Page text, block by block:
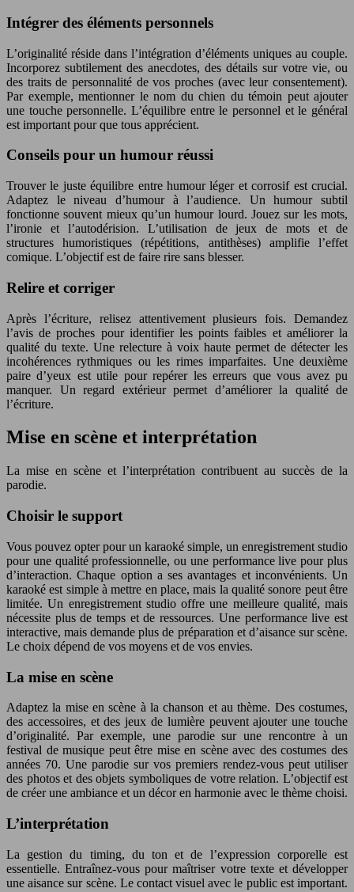
Intégrer des éléments personnels
L’originalité réside dans l’intégration d’éléments uniques au couple.
Incorporez subtilement des anecdotes, des détails sur votre vie, ou
des traits de personnalité de vos proches (avec leur consentement).
Par exemple, mentionner le nom du chien du témoin peut ajouter
une touche personnelle. L’équilibre entre le personnel et le général
est important pour que tous apprécient.
Conseils pour un humour réussi
Trouver le juste équilibre entre humour léger et corrosif est crucial.
Adaptez le niveau d’humour à l’audience. Un humour subtil
fonctionne souvent mieux qu’un humour lourd. Jouez sur les mots,
l’ironie et l’autodérision. L’utilisation de jeux de mots et de
structures humoristiques (répétitions, antithèses) amplifie l’effet
comique. L’objectif est de faire rire sans blesser.
Relire et corriger
Après l’écriture, relisez attentivement plusieurs fois. Demandez
l’avis de proches pour identifier les points faibles et améliorer la
qualité du texte. Une relecture à voix haute permet de détecter les
incohérences rythmiques ou les rimes imparfaites. Une deuxième
paire d’yeux est utile pour repérer les erreurs que vous avez pu
manquer. Un regard extérieur permet d’améliorer la qualité de
l’écriture.
Mise en scène et interprétation
La mise en scène et l’interprétation contribuent au succès de la
parodie.
Choisir le support
Vous pouvez opter pour un karaoké simple, un enregistrement studio
pour une qualité professionnelle, ou une performance live pour plus
d’interaction. Chaque option a ses avantages et inconvénients. Un
karaoké est simple à mettre en place, mais la qualité sonore peut être
limitée. Un enregistrement studio offre une meilleure qualité, mais
nécessite plus de temps et de ressources. Une performance live est
interactive, mais demande plus de préparation et d’aisance sur scène.
Le choix dépend de vos moyens et de vos envies.
La mise en scène
Adaptez la mise en scène à la chanson et au thème. Des costumes,
des accessoires, et des jeux de lumière peuvent ajouter une touche
d’originalité. Par exemple, une parodie sur une rencontre à un
festival de musique peut être mise en scène avec des costumes des
années 70. Une parodie sur vos premiers rendez-vous peut utiliser
des photos et des objets symboliques de votre relation. L’objectif est
de créer une ambiance et un décor en harmonie avec le thème choisi.
L’interprétation
La gestion du timing, du ton et de l’expression corporelle est
essentielle. Entraînez-vous pour maîtriser votre texte et développer
une aisance sur scène. Le contact visuel avec le public est important.